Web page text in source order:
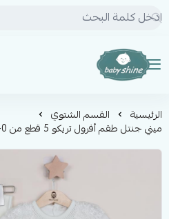
BABY SHINE
الرئيسية القسم الشتوي
ميني جنتل طقم أفرول تريكو 5 قطع من 0-3 أشهر الوان متعددة